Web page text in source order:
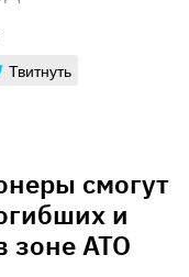
Твитнуть
смогут
и
зоне АТО